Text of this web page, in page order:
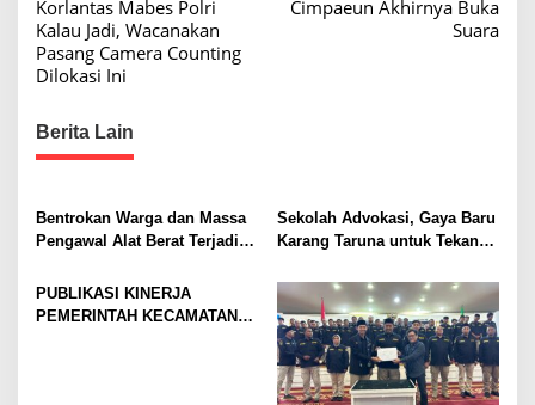
t
n
a
v
i
a
t
i
o
Korlantas Mabes Polri
Kalau Jadi, Wacanakan
Pasang Camera Counting
Dilokasi Ini
Cimpaeun Akhirnya Buka
Suara
Berita Lain
Bentrokan Warga dan Massa
Pengawal Alat Berat Terjadi di
Terluka
Sekolah Advokasi, Gaya Baru
Karang Taruna untuk Tekan
Masyarakat
PUBLIKASI KINERJA
PEMERINTAH KECAMATAN